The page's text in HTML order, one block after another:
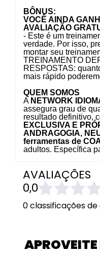
BÔNUS:
VOCÊ AINDA
AVALIAÇÃO
- Este é um
verdade. Por isso,
montar seu
TREINAMENTO
RESPOSTAS:
mais rápido
QUEM SOMOS
A NETWORK
assegura grau de
resultado definitivo,
EXCLUSIVA E
ANDRAGOGIA,
ferramentas de
adultos. Específica
AVALIAÇÕES
0,0
0 classificações